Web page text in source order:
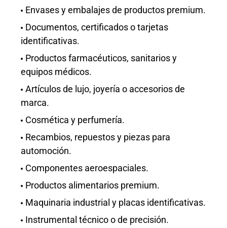
Envases y embalajes de productos premium.
Documentos, certificados o tarjetas
identificativas.
Productos farmacéuticos, sanitarios y
equipos médicos.
Artículos de lujo, joyería o accesorios de
marca.
Cosmética y perfumería.
Recambios, repuestos y piezas para
automoción.
Componentes aeroespaciales.
Productos alimentarios premium.
Maquinaria industrial y placas identificativas.
Instrumental técnico o de precisión.